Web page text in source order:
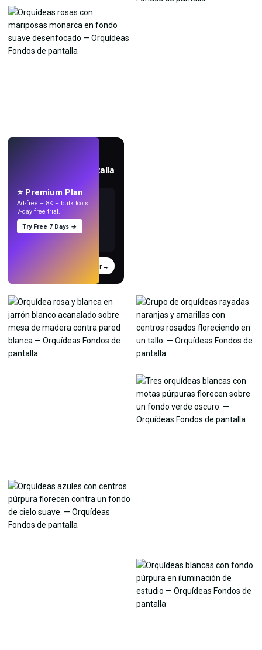
Crea fondos de pantalla
Probar→
⭐ Premium Plan
Ad-free + 8K + bulk tools.
7-day free trial.
Try Free 7 Days →